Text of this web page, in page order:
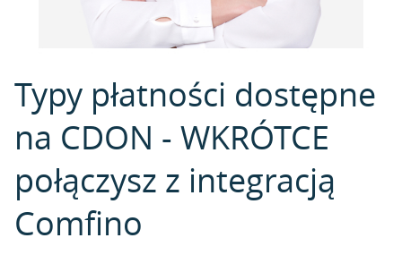
Typy płatności dostępne
na CDON - WKRÓTCE
połączysz z integracją
Comfino